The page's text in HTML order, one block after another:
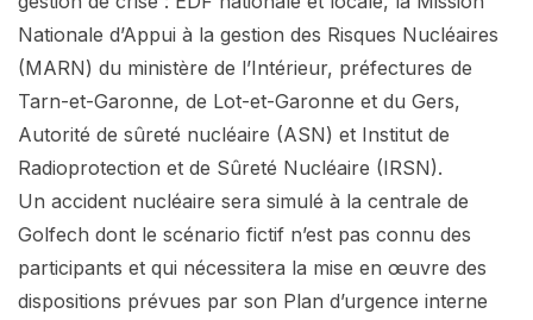
Nationale d’Appui à la gestion des Risques Nucléaires
(MARN) du ministère de l’Intérieur, préfectures de
Tarn-et-Garonne, de Lot-et-Garonne et du Gers,
Autorité de sûreté nucléaire (ASN) et Institut de
Radioprotection et de Sûreté Nucléaire (IRSN).
Un accident nucléaire sera simulé à la centrale de
Golfech dont le scénario fictif n’est pas connu des
participants et qui nécessitera la mise en œuvre des
dispositions prévues par son Plan d’urgence interne